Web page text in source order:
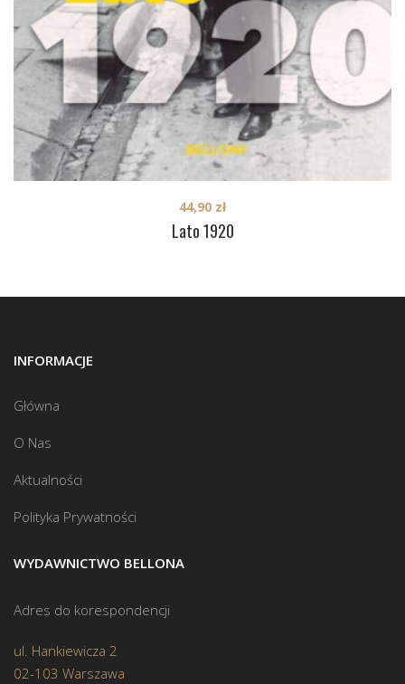
Lato 1920
44,90 zł
INFORMACJE
Główna
O Nas
Aktualności
Polityka Prywatności
WYDAWNICTWO BELLONA
Adres do korespondencji
ul. Hankiewicza 2
02-103 Warszawa